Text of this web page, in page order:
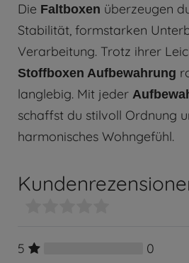
Die Faltboxen überzeugen
Stabilität, formstarken
Verarbeitung. Trotz ihrer
Stoffboxen Aufbewahrung
langlebig. Mit jeder
schaffst du stilvoll Ordnung
harmonisches Wohngefühl.
5
0